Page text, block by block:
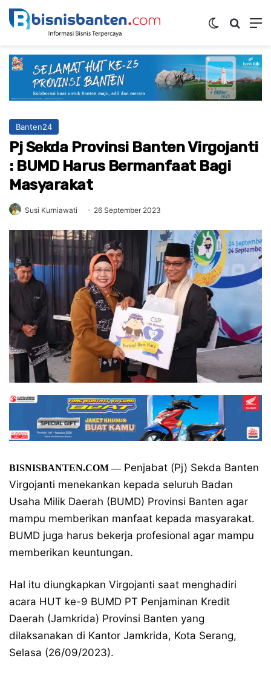
Switch skin
Banten24
Pj Sekda Provinsi Banten Virgojanti
: BUMD Harus Bermanfaat Bagi
Masyarakat
Susi Kurniawati 26 September 2023
BISNISBANTEN.COM —Penjabat (Pj) Sekda Banten
Virgojanti menekankan kepada seluruh Badan
Usaha Milik Daerah (BUMD) Provinsi Banten agar
mampu memberikan manfaat kepada masyarakat.
BUMD juga harus bekerja profesional agar mampu
memberikan keuntungan.
Hal itu diungkapkan Virgojanti saat menghadiri
acara HUT ke-9 BUMD PT Penjaminan Kredit
Daerah (Jamkrida) Provinsi Banten yang
dilaksanakan di Kantor Jamkrida, Kota Serang,
Selasa (26/09/2023).